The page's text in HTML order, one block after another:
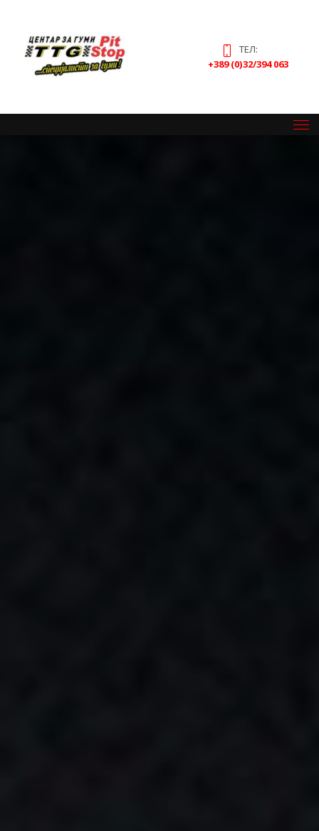
ТЕЛ:
+389 (0)32/394 063